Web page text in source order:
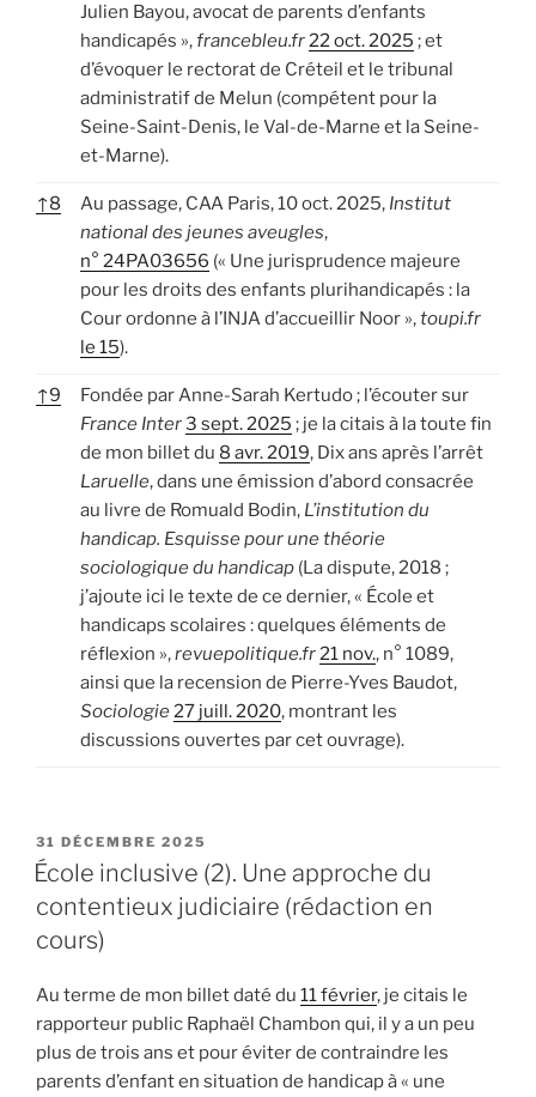
Julien Bayou, avocat de parents d’enfants
handicapés »,francebleu.fr22 oct. 2025 ; et
d’évoquer le rectorat de Créteil et le tribunal
administratif de Melun (compétent pour la
Seine-Saint-Denis, le Val-de-Marne et la Seine-
et-Marne).
↑8 Au passage, CAA Paris, 10 oct. 2025, Institut
national des jeunes aveugles,
n° 24PA03656 (« Une jurisprudence majeure
pour les droits des enfants plurihandicapés : la
Cour ordonne à l’INJA d’accueillir Noor »,toupi.fr
le 15).
↑9
Fondée par Anne-Sarah Kertudo ; l’écouter sur
France Inter3 sept. 2025 ; je la citais à la toute fin
de mon billet du 8 avr. 2019, Dix ans après l’arrêt
Laruelle, dans une émission d’abord consacrée
au livre de Romuald Bodin, L’institution du
handicap. Esquisse pour une théorie
sociologique du handicap (La dispute, 2018 ;
j’ajoute ici le texte de ce dernier, « École et
handicaps scolaires : quelques éléments de
réflexion »,revuepolitique.fr21 nov., n° 1089,
ainsi que la recension de Pierre-Yves Baudot,
Sociologie27 juill. 2020, montrant les
discussions ouvertes par cet ouvrage).
PUBLIÉ
LE
31 DÉCEMBRE 2025
École inclusive (2). Une approche du
contentieux judiciaire (rédaction en
cours)
Au terme de mon billet daté du 11 février, je citais le
rapporteur public Raphaël Chambon qui, il y a un peu
plus de trois ans et pour éviter de contraindre les
parents d’enfant en situation de handicap à « une